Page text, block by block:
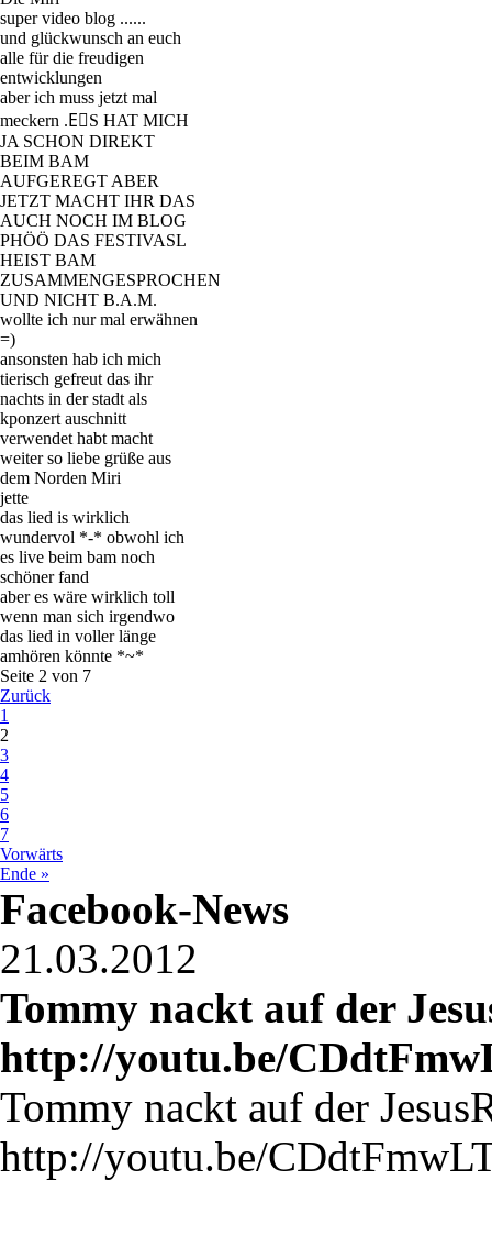
super video blog ......
und glückwunsch an euch
alle für die freudigen
entwicklungen
aber ich muss jetzt mal
meckern .EٍS HAT MICH
JA SCHON DIREKT
BEIM BAM
AUFGEREGT ABER
JETZT MACHT IHR DAS
AUCH NOCH IM BLOG
PHÖÖ DAS FESTIVASL
HEIST BAM
ZUSAMMENGESPROCHEN
UND NICHT B.A.M.
wollte ich nur mal erwähnen
=)
ansonsten hab ich mich
tierisch gefreut das ihr
nachts in der stadt als
kponzert auschnitt
verwendet habt macht
weiter so liebe grüße aus
dem Norden Miri
jette
das lied is wirklich
wundervol *-* obwohl ich
es live beim bam noch
schöner fand
aber es wäre wirklich toll
wenn man sich irgendwo
das lied in voller länge
amhören könnte *~*
Seite 2 von 7
Zurück
1
2
3
4
5
6
7
Vorwärts
Ende »
Facebook-News
21.03.2012
Tommy nackt auf der
http://youtu.be/
Tommy nackt auf der
http://youtu.be/